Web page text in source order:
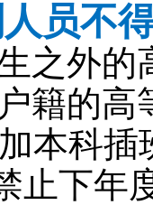
人员不
之外
籍的
加本科
止下年